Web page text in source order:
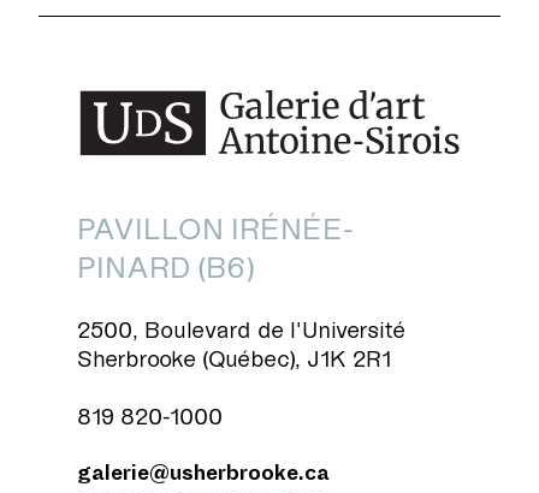
PAVILLON IRÉNÉE-
PINARD (B6)
2500, Boulevard de l'Université
Sherbrooke (Québec), J1K 2R1
819 820-1000
galerie@usherbrooke.ca